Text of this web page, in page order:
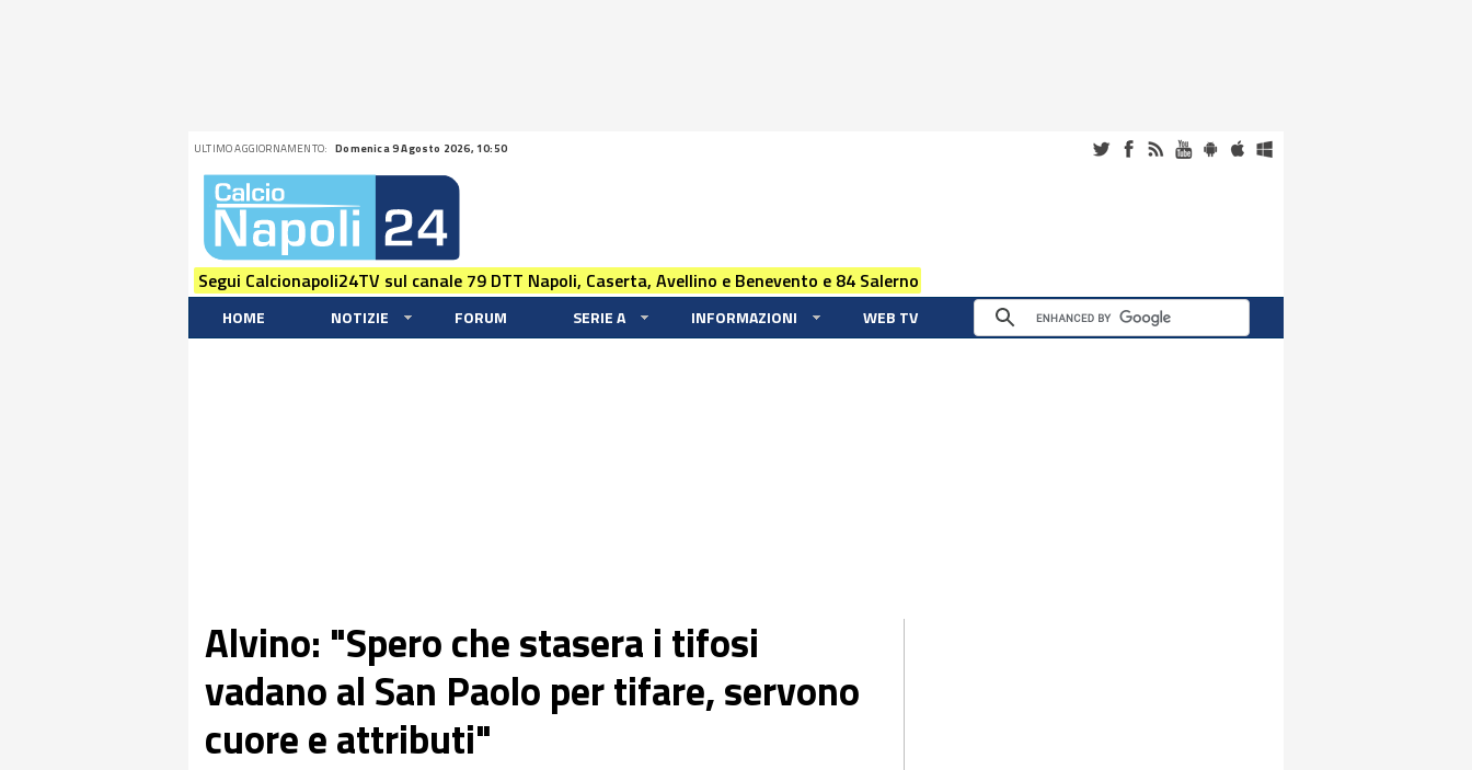
ULTIMO AGGIORNAMENTO: Domenica 9 Agosto 2026, 10:50
Segui Calcionapoli24TV sul canale 79 DTT Napoli, Caserta, Avellino e Benevento e 84 Salerno
HOME NOTIZIE FORUM SERIE A INFORMAZIONI WEB TV
Alvino: "Spero che stasera i tifosi
vadano al San Paolo per tifare, servono
cuore e attributi"